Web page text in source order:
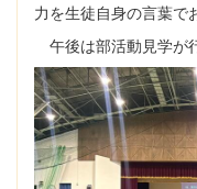
力を生徒自身の言葉で
午後は部活動見学が